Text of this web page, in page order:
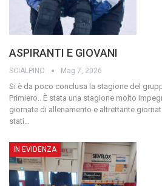
ASPIRANTI E GIOVANI
SCIALPINO Mag 7, 2026
Si è da poco conclusa la stagione del
Primiero.. È stata una stagione molto
giornate di allenamento e altrettante
stati…
IN EVIDENZA